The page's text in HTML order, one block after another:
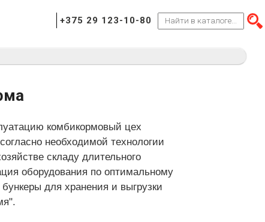
+375 29 123-10-80
комбикормовый цех
необходимой технологии
складу длительного
оборудования по оптимальному
для хранения и выгрузки